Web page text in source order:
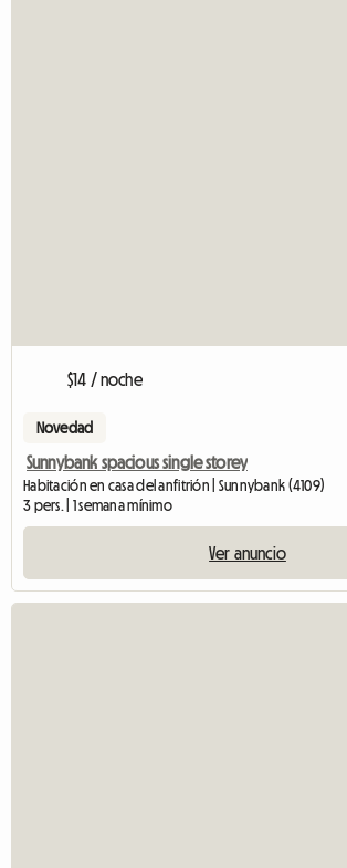
$14 / noche
Novedad
Sunnybank spacious single storey
Habitación en casa del anfitrión | Sunnybank (4109)
3 pers. | 1 semana mínimo
Ver anuncio